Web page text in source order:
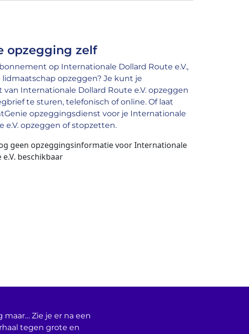
opzegging zelf
op Internationale Dollard Route e.V.,
lidmaatschap opzeggen? Je kunt je
Internationale Dollard Route e.V. opzeggen
te sturen, telefonisch of online. Of laat
opzeggingsdienst voor je Internationale
e.V. opzeggen of stopzetten.
geen opzeggingsinformatie voor Internationale
beschikbaar
Zie je er na een
tegen grote en